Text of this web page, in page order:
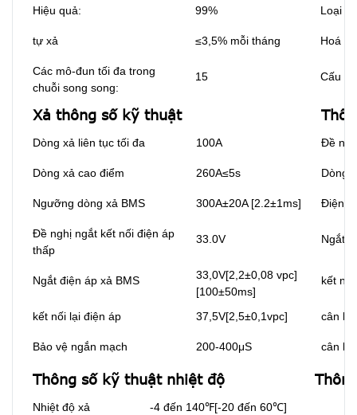
Hiệu quả: 99% Loại
tự xả ≤3,5% mỗi tháng Hoá
Các mô-đun tối đa trong
chuỗi song song:
15 Cấu
Xả thông số kỹ thuật
Dòng xả liên tục tối đa 100A Đề
Dòng xả cao điểm 260A≤5s Dòng
Ngưỡng dòng xả BMS 300A±20A [2.2±1ms] Điện
Đề nghị ngắt kết nối điện áp
thấp
33.0V Ngắt
Ngắt điện áp xả BMS
33,0V[2,2±0,08 vpc]
[100±50ms]
kết
kết nối lại điện áp 37,5V[2,5±0,1vpc] cân
Bảo vệ ngắn mạch 200-400μS cân
Thông số kỹ thuật nhiệt độ
Nhiệt độ xả -4 đến 140℉[-20 đến 60℃]